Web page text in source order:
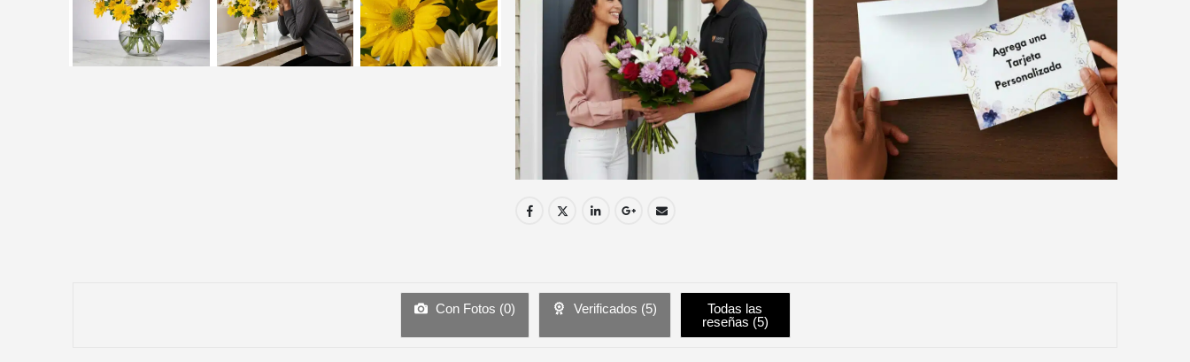
Con Fotos (0) Verificados (5)
Todas las
reseñas (5)